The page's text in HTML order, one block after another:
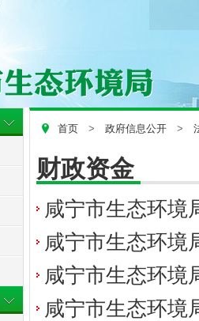
首页 > 政府信息公开 >
财政资金
咸宁市生态环境
咸宁市生态环境
咸宁市生态环境
咸宁市生态环境